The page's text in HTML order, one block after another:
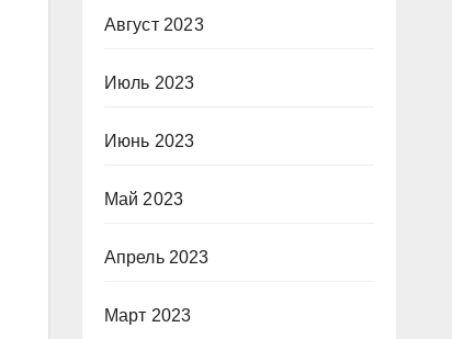
Август 2023
Июль 2023
Июнь 2023
Май 2023
Апрель 2023
Март 2023